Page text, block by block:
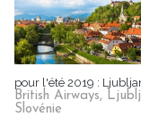
pour l'été 2019 :
British Airways,
Slovénie